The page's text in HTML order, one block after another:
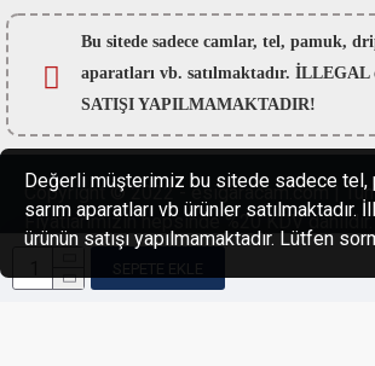
Bu sitede sadece camlar, tel, pamuk,
aparatları vb. satılmaktadır.
SATIŞI YAPILMAMAKTADIR!
Copyright © 2022 - esigaracam.com | Tüm
Fiyatlarımızın hepsinde %20 KDV dahildir.
Değerli müşterimiz bu sitede sadece tel,
sarım aparatları vb ürünler satılmaktadır.
ürünün satışı yapılmamaktadır. Lütfen